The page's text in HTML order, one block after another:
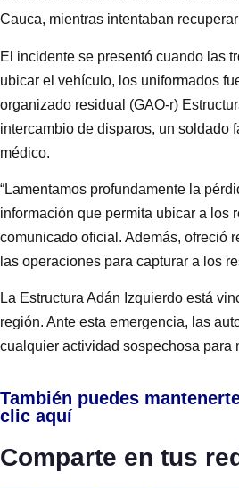
Cauca, mientras intentaban
El incidente se presentó cuando las
ubicar el vehículo, los uniformados
organizado residual (GAO-r)
intercambio de disparos, un soldado
médico.
“Lamentamos profundamente la
información que permita ubicar a los
comunicado oficial. Además, ofreció
las operaciones para capturar a los
La Estructura Adán Izquierdo está
región. Ante esta emergencia, las
cualquier actividad sospechosa para
También puedes
clic aquí
Comparte en tus